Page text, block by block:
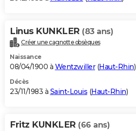
Linus KUNKLER (83 ans)
Créer une cagnotte obsèques
Naissance
08/04/1900 à Wentzwiller(Haut-Rhin)
Décès
23/11/1983 à Saint-Louis (Haut-Rhin)
Fritz KUNKLER (66 ans)